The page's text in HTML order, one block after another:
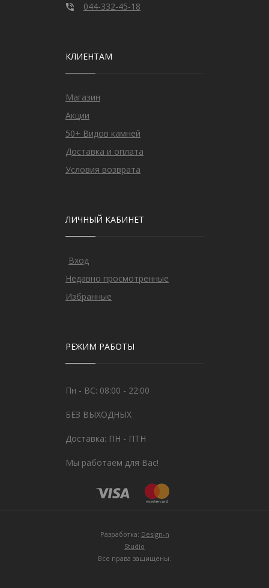
044-332-45-18
КЛИЕНТАМ
Магазин
Акции
50+ Видов камней
Доставка и оплата
Условия возврата
ЛИЧНЫЙ КАБИНЕТ
Вход
Недавно просмотренные
Избранные
РЕЖИМ РАБОТЫ
Пн - ВС: 08:00 - 22:00
БЕЗ ВЫХОДНЫХ
Доставка: ПН - ПТН
Мы работаем для Вас!
Разработка: Design-n
Studio
Все права защищены.